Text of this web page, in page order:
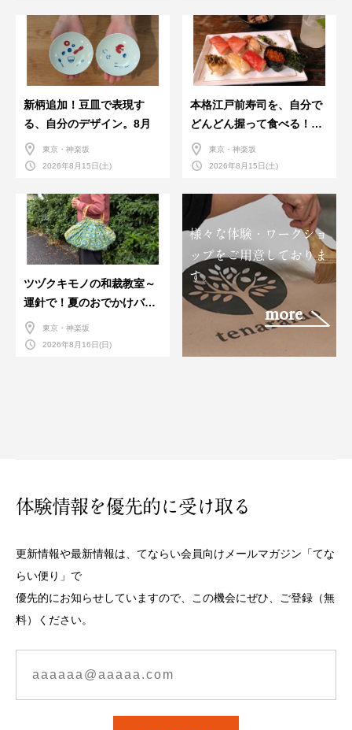
新柄追加！豆皿で表現す
る、自分のデザイン。8月
東京・神楽坂
2026年8月15日(土)
本格江戸前寿司を、自分で
どんどん握って食べる！職
人さんに教わる＜握りの練
習会＞８月
東京・神楽坂
2026年8月15日(土)
ツヅクキモノの和裁教室～
運針で！夏のおでかけバン
ダナバッグづくり～
東京・神楽坂
2026年8月16日(日)
様々な体験・ワークショ
ップをご用意しておりま
す。
more
体験情報を優先的に受け取る
更新情報や最新情報は、てならい会員向けメールマガジン「てな
らい便り」で
優先的にお知らせしていますので、この機会にぜひ、ご登録（無
料）ください。